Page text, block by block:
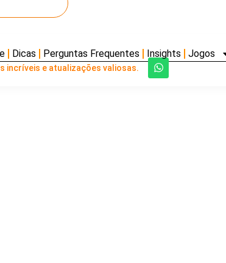
Dicas Perguntas Frequentes Insights Jogos
incríveis e atualizações valiosas.